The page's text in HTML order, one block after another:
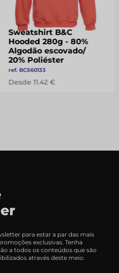
Sweatshirt B&C
Hooded 280g - 80%
Algodão escovado/
20% Poliéster
ref. BC560133
Desde 11.42 €
para estar a par das mais
exclusivas. Tenha
a todos os conteúdos que são
através deste meio.